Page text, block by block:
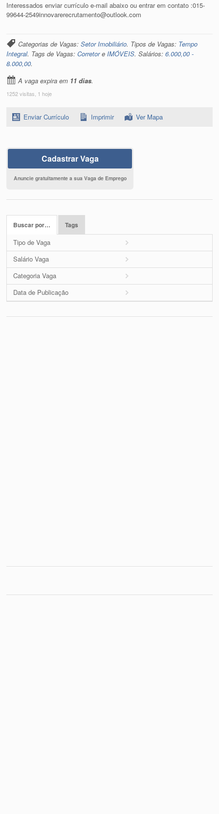
Interessados enviar currículo e-mail abaixo ou entrar em contato :015-
99644-2549innovarerecrutamento@outlook.com
Categorias de Vagas:Setor Imobiliário. Tipos de Vagas: Tempo
Integral. Tags de Vagas:CorretoreIMÓVEIS. Salários:6.000,00 -
8.000,00.
A vaga expira em 11 dias.
1252 visitas, 1 hoje
Enviar Currículo Imprimir Ver Mapa
Cadastrar Vaga
Anuncie gratuitamente a sua Vaga de Emprego
Buscar por… Tags
Tipo de Vaga
Salário Vaga
Categoria Vaga
Data de Publicação